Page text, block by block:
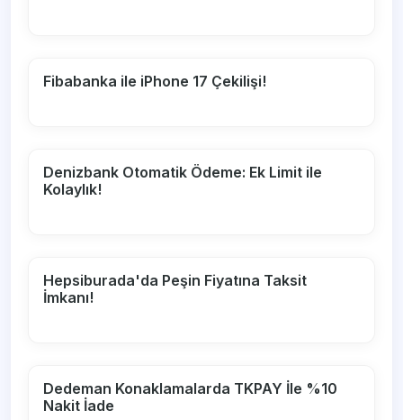
Fibabanka ile iPhone 17 Çekilişi!
Denizbank Otomatik Ödeme: Ek Limit ile
Kolaylık!
Hepsiburada'da Peşin Fiyatına Taksit
İmkanı!
Dedeman Konaklamalarda TKPAY İle %10
Nakit İade